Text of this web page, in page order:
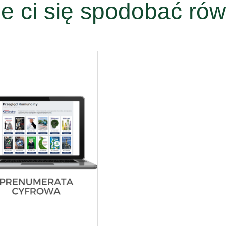
ci się spodobać